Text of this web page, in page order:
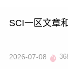
SCI一区文章
2026-07-08